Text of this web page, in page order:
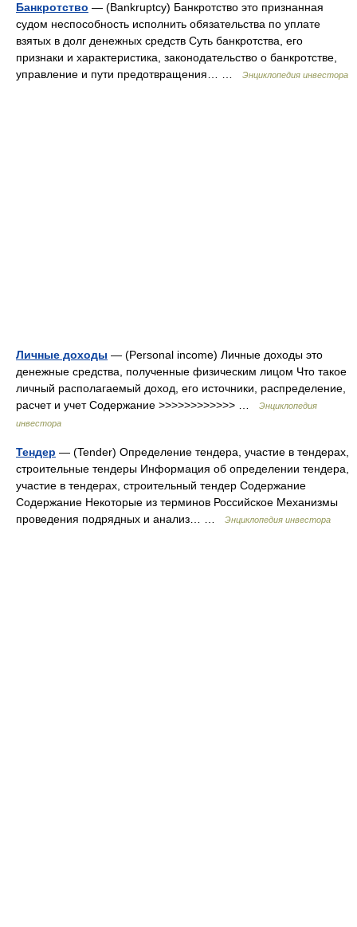
Банкротство — (Bankruptcy) Банкротство это признанная
судом неспособность исполнить обязательства по уплате
взятых в долг денежных средств Суть банкротства, его
признаки и характеристика, законодательство о банкротстве,
управление и пути предотвращения… …
Энциклопедия инвестора
Личные доходы — (Personal income) Личные доходы это
денежные средства, полученные физическим лицом Что такое
личный располагаемый доход, его источники, распределение,
расчет и учет Содержание >>>>>>>>>>>> …
Энциклопедия
инвестора
Тендер — (Tender) Определение тендера, участие в тендерах,
строительные тендеры Информация об определении тендера,
участие в тендерах, строительный тендер Содержание
Содержание Некоторые из терминов Российское Механизмы
проведения подрядных и анализ… …
Энциклопедия инвестора